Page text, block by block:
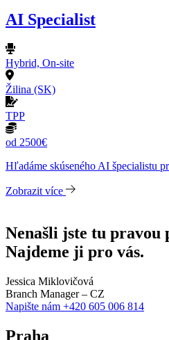
AI Specialist
Hybrid, On-site
Žilina (SK)
TPP
od 2500€
Hľadáme skúseného AI špecialistu
Zobrazit více
Nenašli jste tu pravou
Najdeme ji pro vás.
Jessica Miklovičová
Branch Manager – CZ
Napište nám +420 605 006 814
Praha